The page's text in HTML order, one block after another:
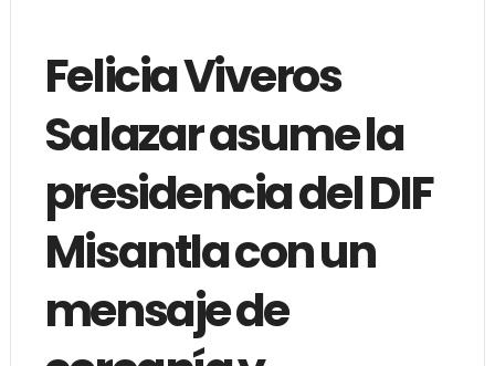
Felicia Viveros
Salazar asume la
presidencia del DIF
Misantla con un
mensaje de